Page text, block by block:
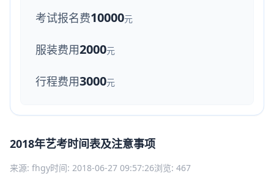
考试报名费10000元
服装费用2000元
行程费用3000元
2018年艺考时间表及注意事项
来源: fhgy时间: 2018-06-27 09:57:26浏览: 467